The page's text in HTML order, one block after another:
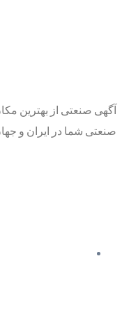
آگهی صنعتی از بهترین
صنعتی شما در ایران و